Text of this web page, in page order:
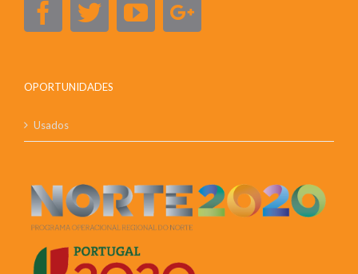
OPORTUNIDADES
Usados